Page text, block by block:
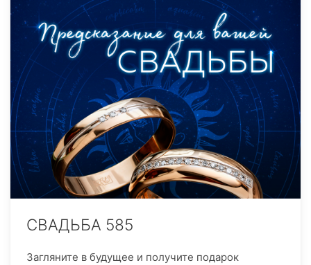
СВАДЬБА 585
Загляните в будущее и получите подарок